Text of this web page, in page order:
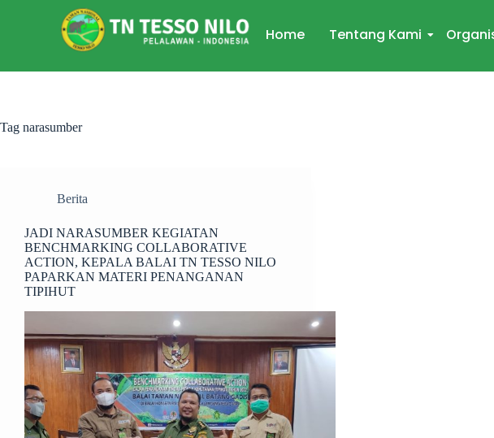
Home Tentang Kami
Tag narasumber
Berita
JADI NARASUMBER KEGIATAN
BENCHMARKING COLLABORATIVE
ACTION, KEPALA BALAI TN TESSO NILO
PAPARKAN MATERI PENANGANAN
TIPIHUT